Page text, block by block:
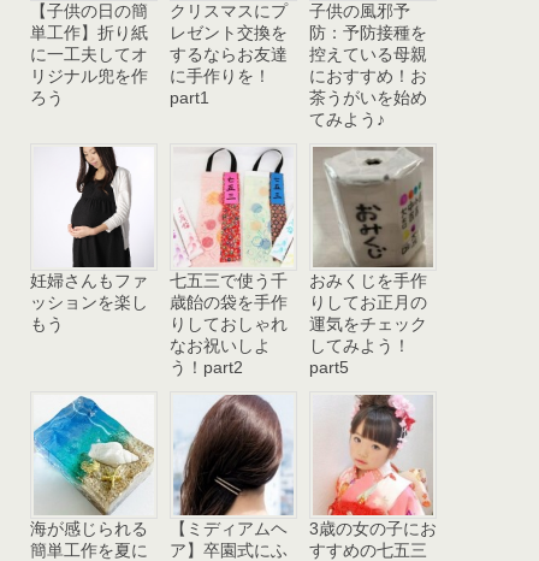
【子供の日の簡
単工作】折り紙
に一工夫してオ
リジナル兜を作
ろう
クリスマスにプ
レゼント交換を
するならお友達
に手作りを！
part1
子供の風邪予
防：予防接種を
控えている母親
におすすめ！お
茶うがいを始め
てみよう♪
妊婦さんもファ
ッションを楽し
もう
七五三で使う千
歳飴の袋を手作
りしておしゃれ
なお祝いしよ
う！part2
おみくじを手作
りしてお正月の
運気をチェック
してみよう！
part5
海が感じられる
簡単工作を夏に
【ミディアムヘ
ア】卒園式にふ
3歳の女の子にお
すすめの七五三